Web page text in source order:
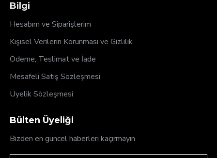
Bilgi
Hesabım ve Siparişlerim
Kişisel Verilerin Korunması ve Gizlilik
Ödeme, Teslimat ve İade
Mesafeli Satış Sözleşmesi
Üyelik Sözleşmesi
Bülten Üyeliği
Bizden en güncel haberleri kaçırmayın